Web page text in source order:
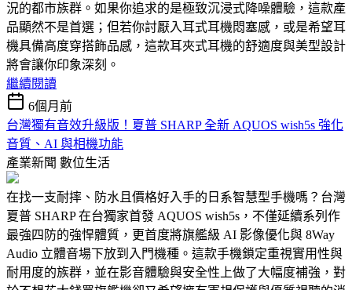
況的都市族群。如果你追求的是極致沉浸式降噪體驗，這款產
品顯然不是首選；但若你討厭入耳式耳機悶塞感，或是希望耳
機具備高度穿搭飾品感，這款耳夾式耳機的舒適度與美型設計
將會讓你印象深刻。
繼續閱讀
6個月前
台灣獨有音效升級版！夏普 SHARP 全新 AQUOS wish5s 強化
音質、AI 與相機功能
產業新聞 數位生活
在找一支耐摔、防水且價格好入手的日系智慧型手機嗎？台灣
夏普 SHARP 在台獨家首發 AQUOS wish5s，不僅延續系列作
最強四防的強悍體質，更首度將旗艦級 AI 影像優化與 8Way
Audio 立體音場下放到入門機種。這款手機鎖定重視實用性與
耐用度的族群，並在影音體驗與安全性上做了大幅度補強，對